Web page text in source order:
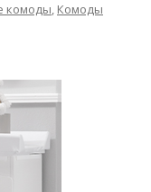
комоды, Комоды